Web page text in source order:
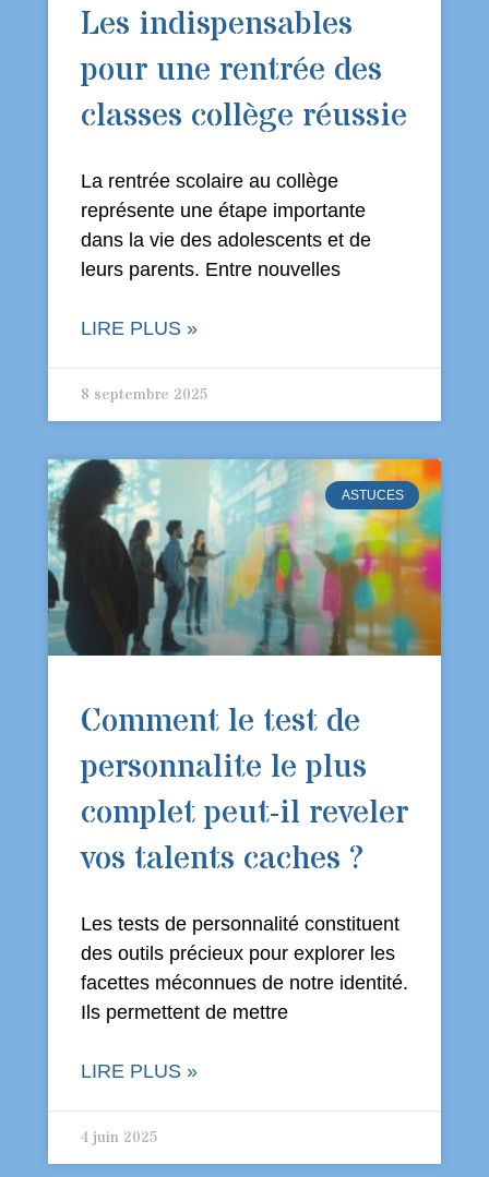
Les indispensables
pour une rentrée des
classes collège réussie
La rentrée scolaire au collège
représente une étape importante
dans la vie des adolescents et de
leurs parents. Entre nouvelles
LIRE PLUS »
8 septembre 2025
ASTUCES
Comment le test de
personnalite le plus
complet peut-il reveler
vos talents caches ?
Les tests de personnalité constituent
des outils précieux pour explorer les
facettes méconnues de notre identité.
Ils permettent de mettre
LIRE PLUS »
4 juin 2025